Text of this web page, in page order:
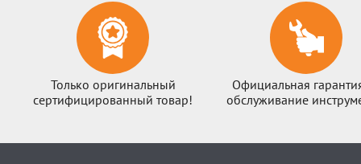
Только оригинальный
сертифицированный товар!
Официальная
обслуживание